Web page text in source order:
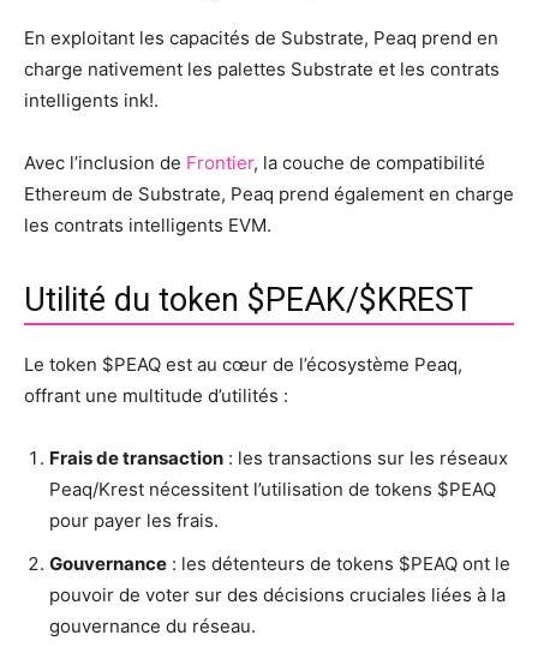
En exploitant les capacités de Substrate, Peaq prend en
charge nativement les palettes Substrate et les contrats
intelligents ink!.
Avec l’inclusion de Frontier, la couche de compatibilité
Ethereum de Substrate, Peaq prend également en charge
les contrats intelligents EVM.
Utilité du token $PEAK/$KREST
Le token $PEAQ est au cœur de l’écosystème Peaq,
offrant une multitude d’utilités :
Frais de transaction : les transactions sur les réseaux
Peaq/Krest nécessitent l’utilisation de tokens $PEAQ
pour payer les frais.
Gouvernance : les détenteurs de tokens $PEAQ ont le
pouvoir de voter sur des décisions cruciales liées à la
gouvernance du réseau.